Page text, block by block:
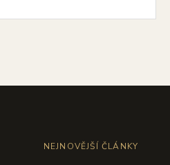
NEJNOVĚJŠÍ ČLÁNKY